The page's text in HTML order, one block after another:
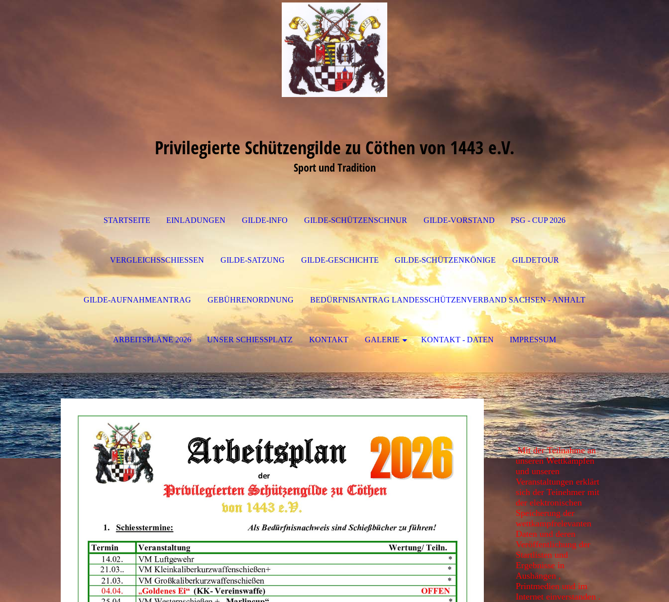
Privilegierte Schützengilde zu Cöthen von 1443 e.V.
Sport und Tradition
STARTSEITE EINLADUNGEN GILDE-INFO GILDE-SCHÜTZENSCHNUR GILDE-VORSTAND PSG - CUP 2026
VERGLEICHSSCHIESSEN GILDE-SATZUNG GILDE-GESCHICHTE GILDE-SCHÜTZENKÖNIGE GILDETOUR
GILDE-AUFNAHMEANTRAG GEBÜHRENORDNUNG BEDÜRFNISANTRAG LANDESSCHÜTZENVERBAND SACHSEN - ANHALT
ARBEITSPLÄNE 2026 UNSER SCHIESSPLATZ KONTAKT GALERIE KONTAKT - DATEN IMPRESSUM
Mit der Teilnahme an
unseren Wettkämpfen
und unseren
Veranstaltungen erklärt
sich der Teinehmer mit
der elektronischen
Speicherung der
wettkampfrelevanten
Daten und deren
Veröffentlichung der
Startlisten und
Ergebnisse in
Aushängen ,
Printmedien und im
Internet einverstanden .